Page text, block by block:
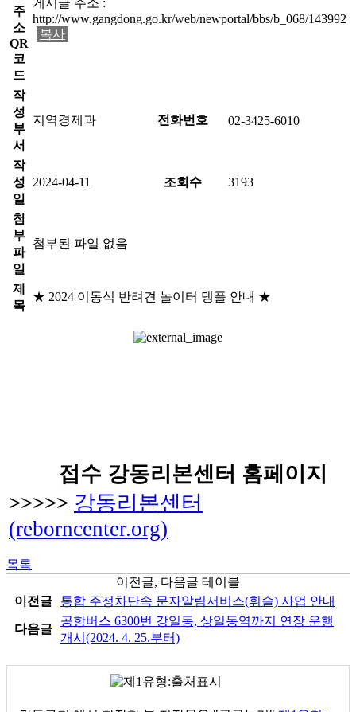
주
소
QR
코
드
http://www.gangdong.go.kr/web/newportal/bbs/b_068/143992
복사
작
성
부
서
지역경제과 전화번호 02-3425-6010
작
성
일
2024-04-11 조회수 3193
첨
부
파
일
첨부된 파일 없음
제
목
★ 2024 이동식 반려견 놀이터 댕플 안내 ★
접수 강동리본센터 홈페이지
>>>>> 강동리본센터
(reborncenter.org)
목록
이전글, 다음글 테이블
이전글
통합 주정차단속 문자알림서비스(휘슬) 사업 안내
다음글
공항버스 6300번 강일동, 상일동역까지 연장 운행
개시(2024. 4. 25.부터)